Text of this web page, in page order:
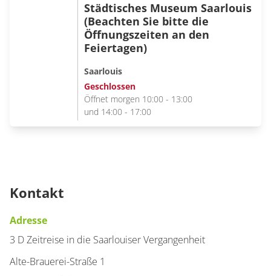
Städtisches Museum Saarlouis
(Beachten Sie bitte die
Öffnungszeiten an den
Feiertagen)
Saarlouis
Geschlossen
Öffnet morgen 10:00 - 13:00
und 14:00 - 17:00
Kontakt
Adresse
3 D Zeitreise in die Saarlouiser Vergangenheit
Alte-Brauerei-Straße 1